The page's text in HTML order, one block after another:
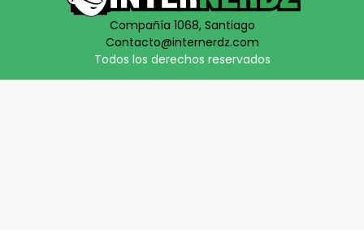
Compañía 1068, Santiago
Contacto@internerdz.com
Todos los derechos reservados